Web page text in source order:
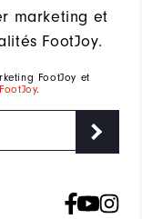
marketing et
FootJoy.
FootJoy et
.